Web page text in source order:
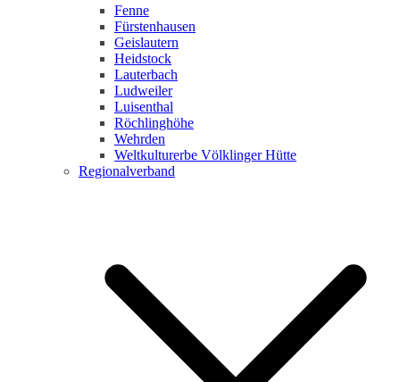
Fenne
Fürstenhausen
Geislautern
Heidstock
Lauterbach
Ludweiler
Luisenthal
Röchlinghöhe
Wehrden
Weltkulturerbe Völklinger Hütte
Regionalverband